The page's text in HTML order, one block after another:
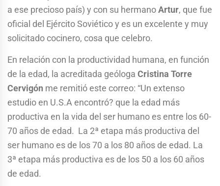
a ese precioso país) y con su hermanoArtur, que fue
oficial del Ejército Soviético y es un excelente y muy
solicitado cocinero, cosa que celebro.
En relación con la productividad humana, en función
de la edad, la acreditada geóloga Cristina Torre
Cervigón me remitió este correo: “Un extenso
estudio en U.S.A encontró? que la edad más
productiva en la vida del ser humano es entre los 60-
70 años de edad. La 2ª etapa más productiva del
ser humano es de los 70 a los 80 años de edad. La
3ª etapa más productiva es de los 50 a los 60 años
de edad.